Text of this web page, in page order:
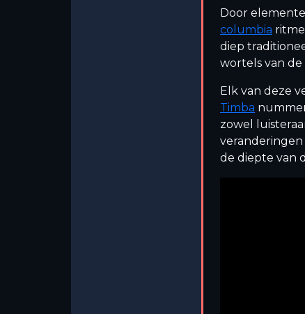
Door
columbia
diep
wortels van
Elk van deze
Timba
zowel
veranderingen
de diepte van